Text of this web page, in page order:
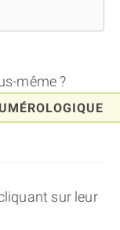
même ?
sur leur